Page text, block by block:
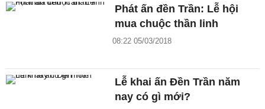
Phát ấn đền Trần: Lễ hội
mua chuộc thần linh
08:22 05/03/2018
Lễ khai ấn Đền Trần năm
nay có gì mới?